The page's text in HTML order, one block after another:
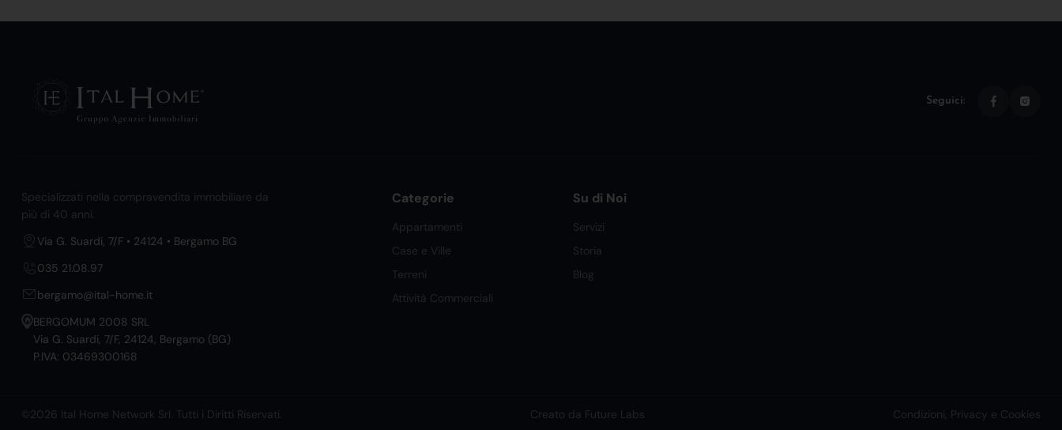
Seguici:
Specializzati nella compravendita immobiliare da
più di 40 anni.
Via G. Suardi, 7/F • 24124 • Bergamo BG
035 21.08.97
bergamo@ital-home.it
BERGOMUM 2008 SRL
Via G. Suardi, 7/F, 24124, Bergamo (BG)
P.IVA: 03469300168
Categorie
Appartamenti
Case e Ville
Terreni
Attività Commerciali
Su di Noi
Servizi
Storia
Blog
©2026 Ital Home Network Srl. Tutti i Diritti Riservati. Creato da Future Labs Condizioni, Privacy e Cookies